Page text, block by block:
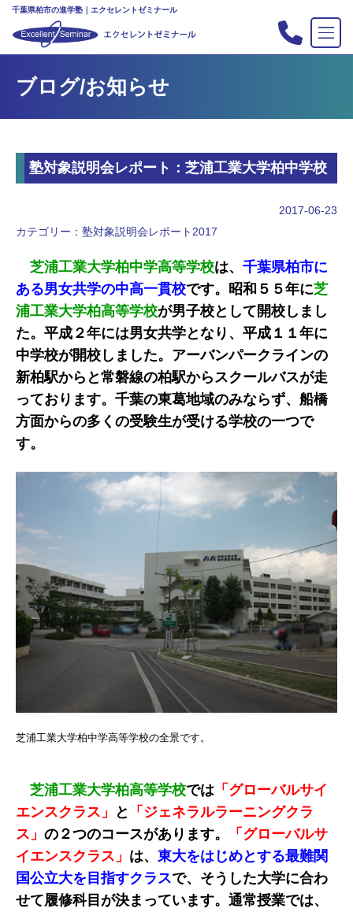
千葉県柏市の進学塾｜エクセレントゼミナール
塾の紹介
合格実績
入会案内
教室案内
私立中高リンク集
プライバシーポリシー
ブログ/お知らせ
塾対象説明会レポート：芝浦工業大学柏中学校
2017-06-23
カテゴリー： 塾対象説明会レポート2017
芝浦工業大学柏中学高等学校は、 千葉県柏市に
ある男女共学の中高一貫校です。昭和５５年に芝
浦工業大学柏高等学校が男子校として開校しまし
た。平成２年には男女共学となり、平成１１年に
中学校が開校しました。アーバンパークラインの
新柏駅からと常磐線の柏駅からスクールバスが走
っております。千葉の東葛地域のみならず、船橋
方面からの多くの受験生が受ける学校の一つで
す。
芝浦工業大学柏中学高等学校の全景です。
芝浦工業大学柏高等学校では 「グローバルサイ
エンスクラス」
と
「ジェネラルラーニングクラ
ス」 の２つのコースがあります。
「グローバルサ
イエンスクラス」 は、 東大をはじめとする最難関
国公立大を目指すクラスで、そうした大学に合わ
せて履修科目が決まっています。通常授業では、